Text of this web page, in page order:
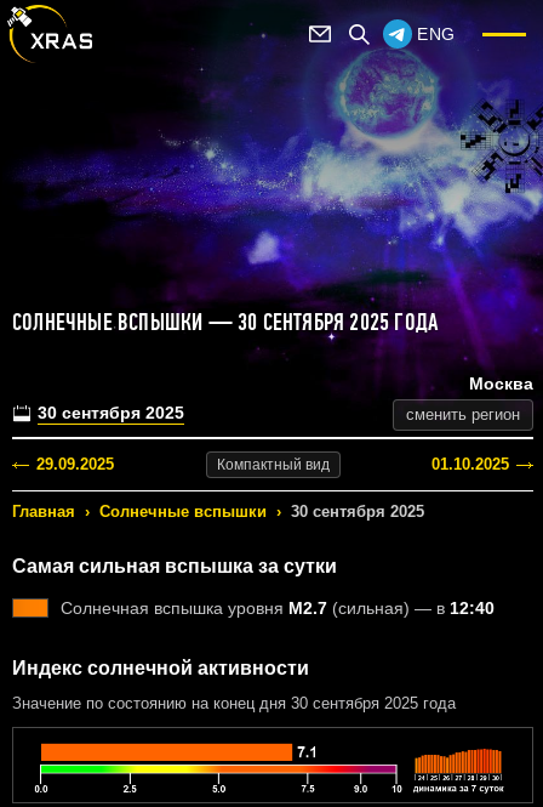
ENG
СОЛНЕЧНЫЕ ВСПЫШКИ — 30 СЕНТЯБРЯ 2025 ГОДА
30 сентября 2025
Москва
сменить регион
29.09.2025 Компактный вид 01.10.2025
Главная › Солнечные вспышки › 30 сентября 2025
Самая сильная вспышка за сутки
Солнечная вспышка уровня M2.7 (сильная) — в 12:40
Индекс солнечной активности
Значение по состоянию на конец дня 30 сентября 2025 года